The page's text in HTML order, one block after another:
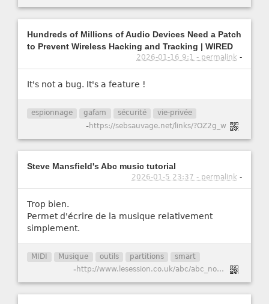
Hundreds of Millions of Audio Devices Need a Patch
to Prevent Wireless Hacking and Tracking | WIRED
2026-01-16 9:1 - permalink -
It's not a bug. It's a feature !
espionnage gafam sécurité vie-privée
-https://sebsauvage.net/links/?OZ2g_w
Steve Mansfield's Abc music tutorial
2026-01-5 23:37 - permalink -
Trop bien.
Permet d'écrire de la musique relativement
simplement.
MIDI Musique outils partitions smart
- http://www.lesession.co.uk/abc/abc_notation.htm